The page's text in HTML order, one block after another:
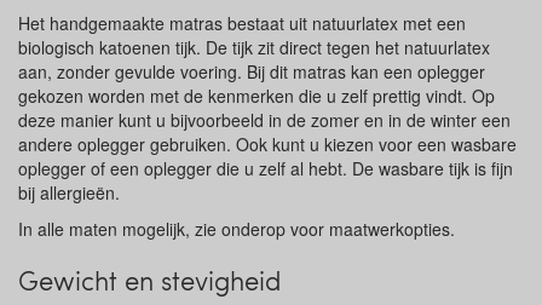
Het handgemaakte matras bestaat uit natuurlatex met een
biologisch katoenen tijk. De tijk zit direct tegen het natuurlatex
aan, zonder gevulde voering. Bij dit matras kan een oplegger
gekozen worden met de kenmerken die u zelf prettig vindt. Op
deze manier kunt u bijvoorbeeld in de zomer en in de winter een
andere oplegger gebruiken. Ook kunt u kiezen voor een wasbare
oplegger of een oplegger die u zelf al hebt. De wasbare tijk is fijn
bij allergieën.
In alle maten mogelijk, zie onderop voor maatwerkopties.
Gewicht en stevigheid